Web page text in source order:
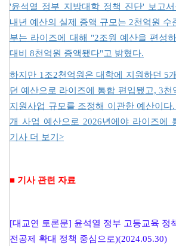
'윤석열 정부 지방대학 정책 진단' 보고
내년 예산의 실제 증액 규모는 2천억원 수
부는 라이즈에 대해 "2조원 예산을 편성
대비 8천억원 증액됐다"고 밝혔다.
하지만 1조2천억원은 대학에 지원하던 5
던 예산으로 라이즈에 통합 편입됐고, 3천
지원사업 규모를 조정해 이관한 예산이다
개 사업 예산으로 2026년에야 라이즈에
기사 더 보기>
■ 기사 관련 자료
[대교연 토론문] 윤석열 정부 고등교육 정
전공제 확대 정책 중심으로)(2024.05.30)